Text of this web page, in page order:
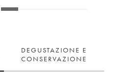
DEGUSTAZIONE E
CONSERVAZIONE